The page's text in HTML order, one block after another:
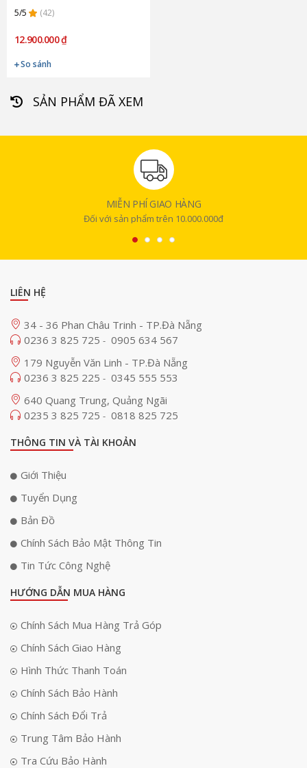
5/5
(42)
12.900.000 ₫
So sánh
SẢN PHẨM ĐÃ XEM
MIỄN PHÍ GIAO HÀNG
Đối với sản phẩm trên 10.000.000đ
LIÊN HỆ
34 - 36 Phan Châu Trinh - TP.Đà Nẵng
0236 3 825 725 - 0905 634 567
179 Nguyễn Văn Linh - TP.Đà Nẵng
0236 3 825 225 - 0345 555 553
640 Quang Trung, Quảng Ngãi
0235 3 825 725 - 0818 825 725
THÔNG TIN VÀ TÀI KHOẢN
Giới Thiệu
Tuyển Dụng
Bản Đồ
Chính Sách Bảo Mật Thông Tin
Tin Tức Công Nghệ
HƯỚNG DẪN MUA HÀNG
Chính Sách Mua Hàng Trả Góp
Chính Sách Giao Hàng
Hình Thức Thanh Toán
Chính Sách Bảo Hành
Chính Sách Đổi Trả
Trung Tâm Bảo Hành
Tra Cứu Bảo Hành